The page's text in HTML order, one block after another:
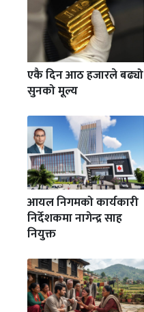
एकै दिन आठ हजारले बढ्यो
सुनको मूल्य
आयल निगमको कार्यकारी
निर्देशकमा नागेन्द्र साह
नियुक्त